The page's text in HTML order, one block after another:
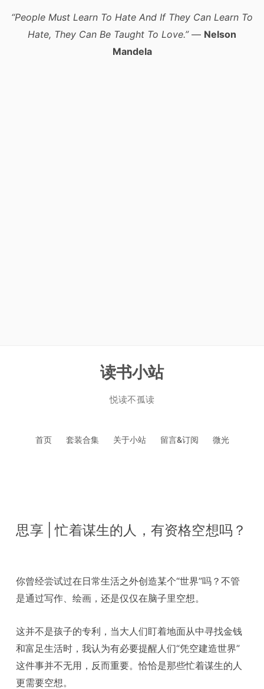
“People Must Learn To Hate And If They Can Learn To
Hate, They Can Be Taught To Love.”— Nelson
Mandela
读书小站
悦读不孤读
首页 套装合集 关于小站 留言&订阅 微光
思享 | 忙着谋生的人，有资格空想吗？
你曾经尝试过在日常生活之外创造某个“世界”吗？不管
是通过写作、绘画，还是仅仅在脑子里空想。
这并不是孩子的专利，当大人们盯着地面从中寻找金钱
和富足生活时，我认为有必要提醒人们“凭空建造世界”
这件事并不无用，反而重要。恰恰是那些忙着谋生的人
更需要空想。